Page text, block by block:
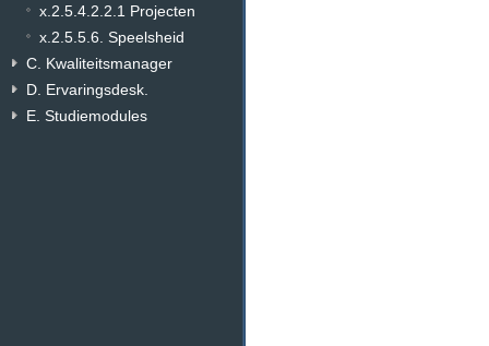
x.2.5.4.2.2.1 Projecten
x.2.5.5.6. Speelsheid
C. Kwaliteitsmanager
D. Ervaringsdesk.
E. Studiemodules